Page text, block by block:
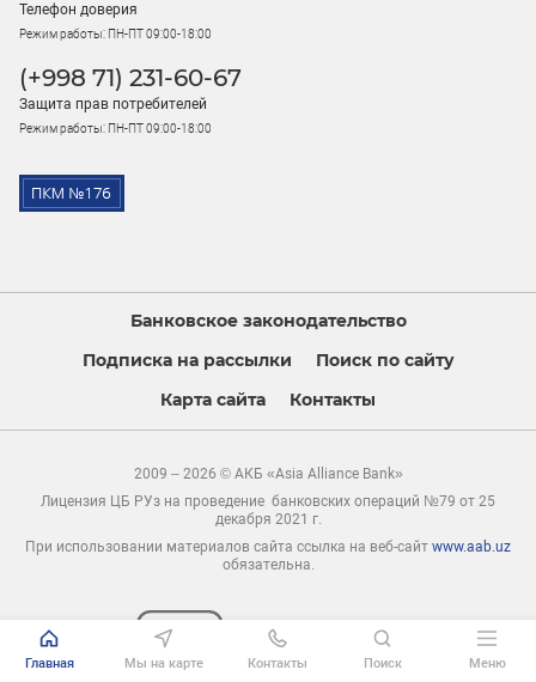
Телефон доверия
Режим работы: ПН-ПТ 09:00-18:00
(+998 71) 231-60-67
Защита прав потребителей
Режим работы: ПН-ПТ 09:00-18:00
Банковское законодательство
Подписка на рассылки
Поиск по сайту
Карта сайта
Контакты
2009 – 2026 © АКБ «Asia Alliance Bank»
Лицензия ЦБ РУз на проведение банковских операций №79 от 25
декабря 2021 г.
При использовании материалов сайта ссылка на веб-сайт www.aab.uz
обязательна.
Главная Мы на карте Контакты Поиск Меню